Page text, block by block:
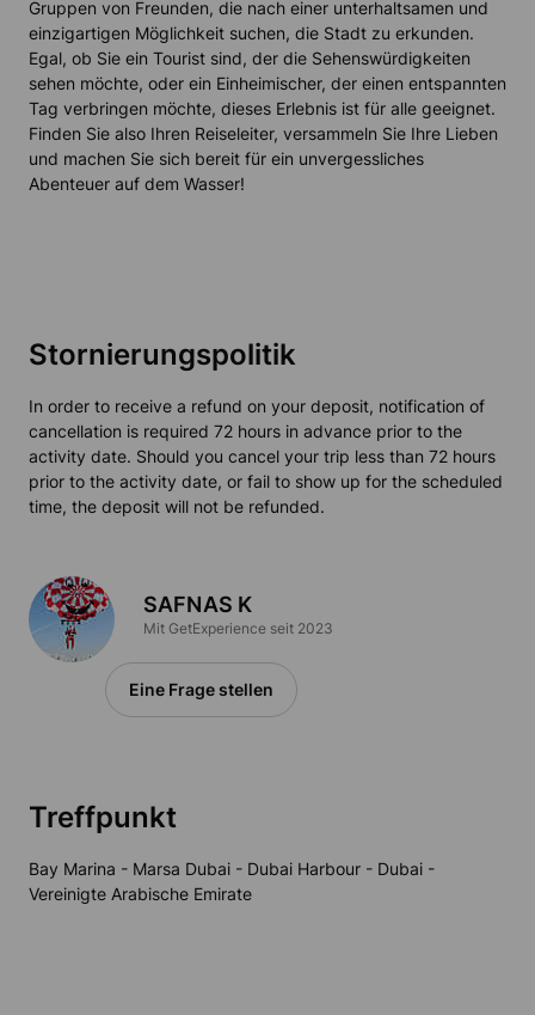
Gruppen von Freunden, die nach einer unterhaltsamen und
einzigartigen Möglichkeit suchen, die Stadt zu erkunden.
Egal, ob Sie ein Tourist sind, der die Sehenswürdigkeiten
sehen möchte, oder ein Einheimischer, der einen entspannten
Tag verbringen möchte, dieses Erlebnis ist für alle geeignet.
Finden Sie also Ihren Reiseleiter, versammeln Sie Ihre Lieben
und machen Sie sich bereit für ein unvergessliches
Abenteuer auf dem Wasser!
Stornierungspolitik
In order to receive a refund on your deposit, notification of
cancellation is required 72 hours in advance prior to the
activity date. Should you cancel your trip less than 72 hours
prior to the activity date, or fail to show up for the scheduled
time, the deposit will not be refunded.
SAFNAS K
Mit GetExperience seit 2023
Eine Frage stellen
Treffpunkt
Bay Marina - Marsa Dubai - Dubai Harbour - Dubai -
Vereinigte Arabische Emirate